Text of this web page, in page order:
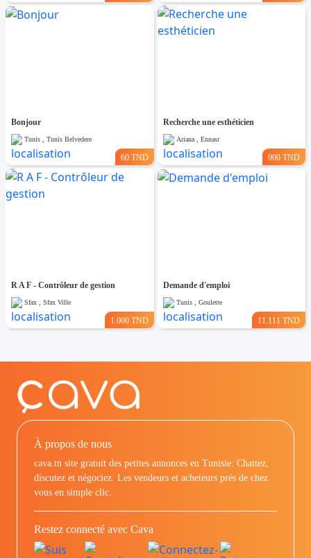
Bonjour
Tunis , Tunis Belvedere
60 TND
Recherche une esthéticien
Ariana , Ennasr
900 TND
R A F - Contrôleur de gestion
Sfax , Sfax Ville
1.000 TND
Demande d'emploi
Tunis , Goulette
11.111 TND
À propos de nous
cava.tn site gratuit des petites annonces en Tunisie: Chattez,
discutez et négociez. Les vendeurs et acheteurs prés de chez
vous en simple clic.
Restez connecté avec Cava